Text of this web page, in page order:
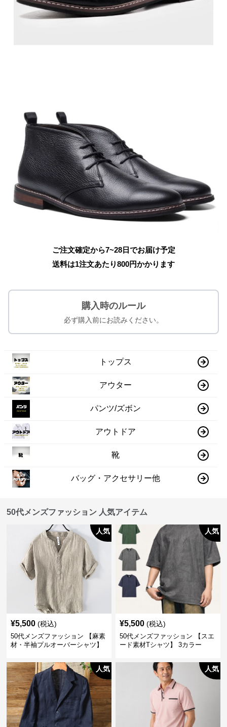
ご注文確定から7~28日でお届け予定
送料は1注文あたり800円かかります
購入時のルール
必ず購入前にお読みください。
トップス
アウター
パンツ/ズボン
アウトドア
靴
バッグ・アクセサリー他
50代メンズファッション 人気アイテム
人気
¥5,500 (税込)
50代メンズファッション 【麻素
材・半袖プルオーバーシャツ】
人気
¥5,500 (税込)
50代メンズファッション 【スエ
ード素材Tシャツ】 3カラー
人気 人気